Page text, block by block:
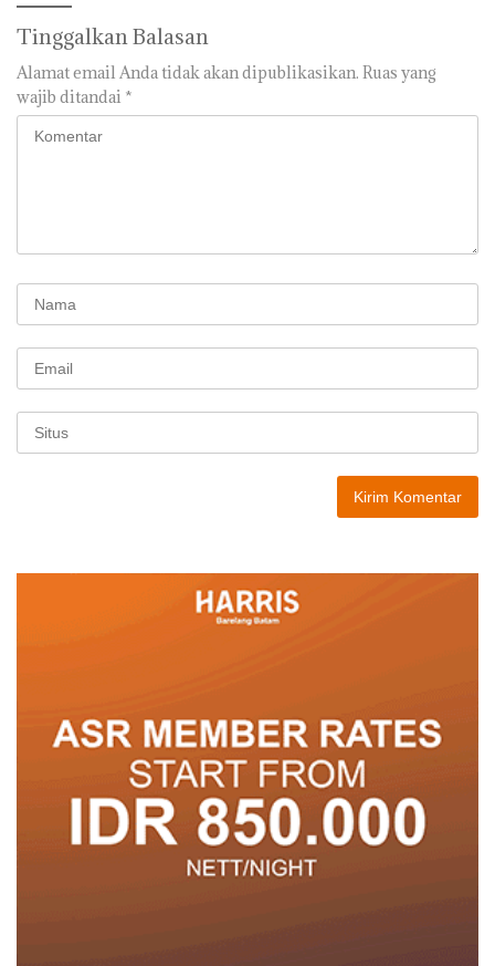
Tinggalkan Balasan
Alamat email Anda tidak akan dipublikasikan. Ruas yang
wajib ditandai *